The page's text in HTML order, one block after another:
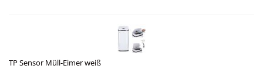
TP Sensor Müll-Eimer weiß